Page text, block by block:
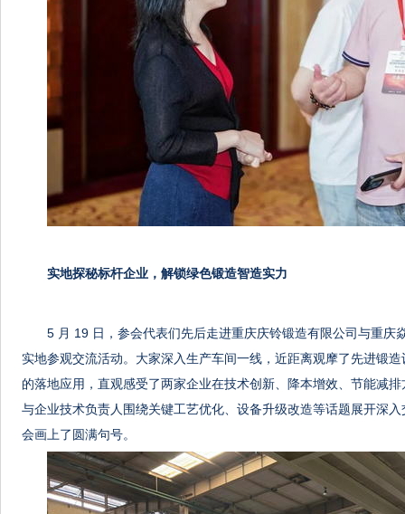
实地探秘标杆企业，解锁绿色锻造智造实力
5 月 19 日，参会代表们先后走进重庆庆铃锻造有限公司与重庆
实地参观交流活动。大家深入生产车间一线，近距离观摩了先进锻
的落地应用，直观感受了两家企业在技术创新、降本增效、节能减
与企业技术负责人围绕关键工艺优化、设备升级改造等话题展开深
会画上了圆满句号。